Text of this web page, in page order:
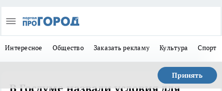
Интересное Общество Заказать рекламу Культура Спорт
Принять